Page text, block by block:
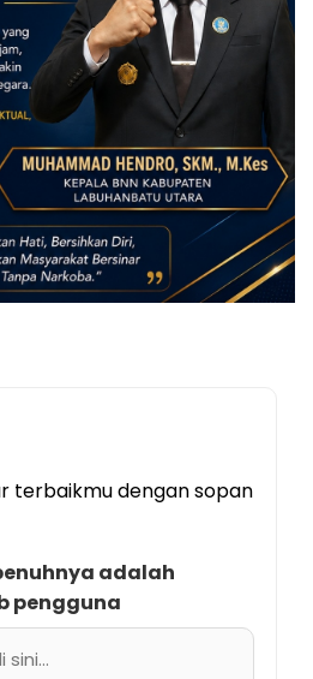
terbaikmu dengan sopan
adalah
pengguna